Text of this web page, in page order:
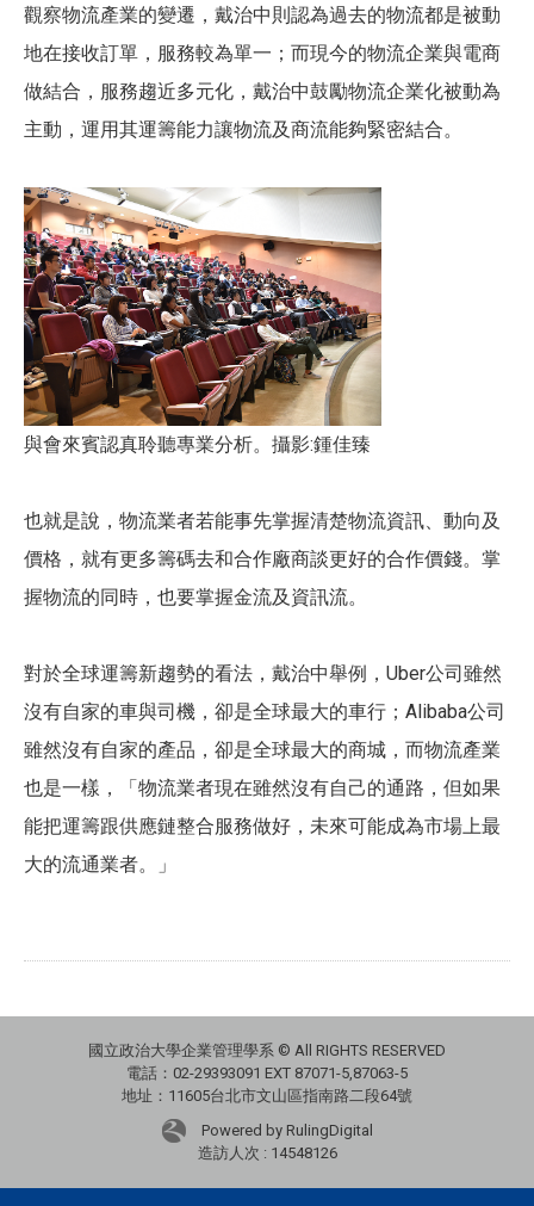
觀察物流產業的變遷，戴治中則認為過去的物流都是被動
地在接收訂單，服務較為單一；而現今的物流企業與電商
做結合，服務趨近多元化，戴治中鼓勵物流企業化被動為
主動，運用其運籌能力讓物流及商流能夠緊密結合。
與會來賓認真聆聽專業分析。攝影:鍾佳臻
也就是說，物流業者若能事先掌握清楚物流資訊、動向及
價格，就有更多籌碼去和合作廠商談更好的合作價錢。掌
握物流的同時，也要掌握金流及資訊流。
對於全球運籌新趨勢的看法，戴治中舉例，Uber公司雖然
沒有自家的車與司機，卻是全球最大的車行；Alibaba公司
雖然沒有自家的產品，卻是全球最大的商城，而物流產業
也是一樣，「物流業者現在雖然沒有自己的通路，但如果
能把運籌跟供應鏈整合服務做好，未來可能成為市場上最
大的流通業者。」
國立政治大學企業管理學系 © All RIGHTS RESERVED
電話：02-29393091 EXT 87071-5,87063-5
地址：11605台北市文山區指南路二段64號
Powered by RulingDigital
造訪人次 : 14548126